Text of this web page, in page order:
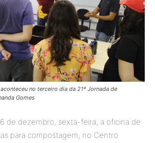
no terceiro dia da 21ª Jornada de
Gomes
de dezembro, sexta-feira, a oficina de
para compostagem, no Centro